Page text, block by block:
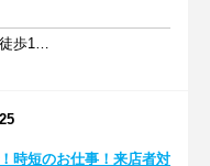
松江しんじ湖温泉駅 徒歩14分
時短のお仕事！来店者対